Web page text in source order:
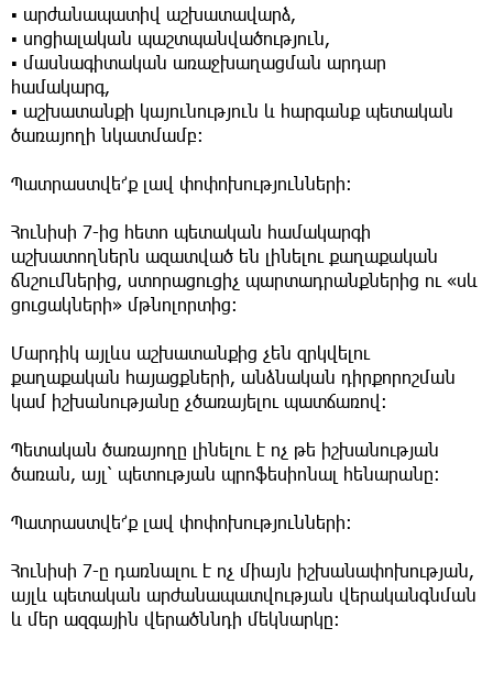
▪️ արժանապատիվ աշխատավարձ,
▪️ սոցիալական պաշտպանվածություն,
▪️ մասնագիտական առաջխաղացման արդար
համակարգ,
▪️ աշխատանքի կայունություն և հարգանք պետական
ծառայողի նկատմամբ։
Պատրաստվե՜ք լավ փոփոխությունների։
Հունիսի 7-ից հետո պետական համակարգի
աշխատողներն ազատված են լինելու քաղաքական
ճնշումներից, ստորացուցիչ պարտադրանքներից ու «սև
ցուցակների» մթնոլորտից։
Մարդիկ այլևս աշխատանքից չեն զրկվելու
քաղաքական հայացքների, անձնական դիրքորոշման
կամ իշխանությանը չծառայելու պատճառով։
Պետական ծառայողը լինելու է ոչ թե իշխանության
ծառան, այլ՝ պետության պրոֆեսիոնալ հենարանը։
Պատրաստվե՜ք լավ փոփոխությունների։
Հունիսի 7-ը դառնալու է ոչ միայն իշխանափոխության,
այլև պետական արժանապատվության վերականգնման
և մեր ազգային վերածննդի մեկնարկը։